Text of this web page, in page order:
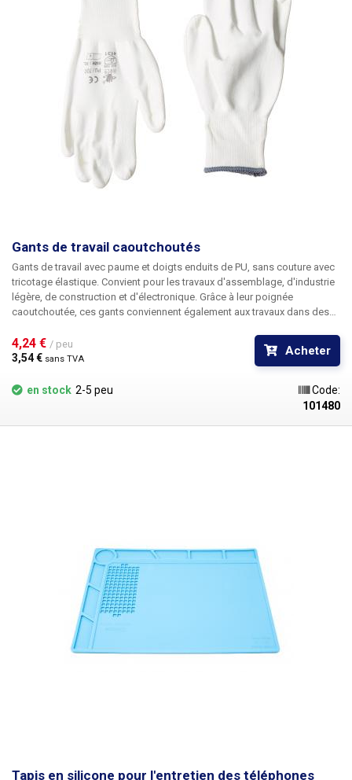
Gants de travail caoutchoutés
Gants de travail avec paume et doigts enduits de PU, sans couture avec
tricotage élastique. Convient pour les travaux d'assemblage, d'industrie
légère, de construction et d'électronique. Grâce à leur poignée
caoutchoutée, ces gants conviennent également aux travaux dans des
également adaptés au travail dans des environnements où les
empreintes digitales ne sont pas souhaitables. Tricot sans couture en
4,24 € / peu
3,54 € sans TVA
Acheter
en stock 2-5 peu
Code:
101480
Tapis en silicone pour l'entretien des téléphones